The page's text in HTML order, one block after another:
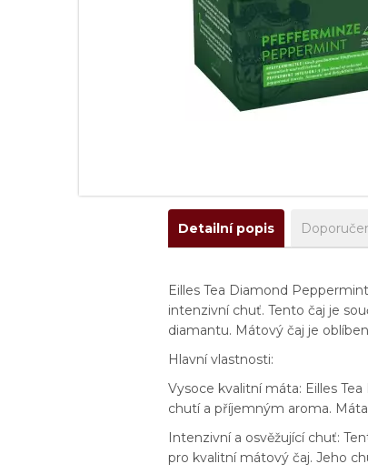
Detailní popis
Eilles Tea Diamond
intenzivní chuť. Tento čaj je
diamantu. Mátový čaj je
Hlavní vlastnosti:
Vysoce kvalitní máta: Eilles
chutí a příjemným aroma.
Intenzivní a osvěžující chuť:
pro kvalitní mátový čaj. Jeho